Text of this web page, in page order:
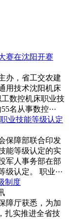
赛在沈阳开赛
办，省工交农建
用技术沈阳机床
数控机床职业技
名从事数控···
业技能等级认定
保障部联合印发
能等级认定的实
军人事务部在部
认定。 职业···
制度
障厅获悉，为加
扎实推进全省技